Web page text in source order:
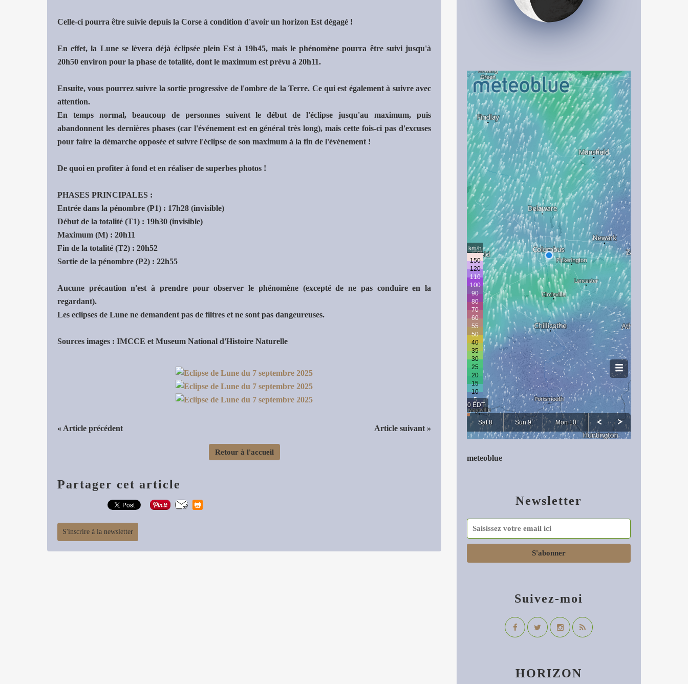
Celle-ci pourra être suivie depuis la Corse à condition d'avoir un horizon Est dégagé !
En effet, la Lune se lèvera déjà éclipsée plein Est à 19h45, mais le phénomène pourra être suivi jusqu'à
20h50 environ pour la phase de totalité, dont le maximum est prévu à 20h11.
Ensuite, vous pourrez suivre la sortie progressive de l'ombre de la Terre. Ce qui est également à suivre avec
attention.
En temps normal, beaucoup de personnes suivent le début de l'éclipse jusqu'au maximum, puis
abandonnent les dernières phases (car l'événement est en général très long), mais cette fois-ci pas d'excuses
pour faire la démarche opposée et suivre l'éclipse de son maximum à la fin de l'événement !
De quoi en profiter à fond et en réaliser de superbes photos !
PHASES PRINCIPALES :
Entrée dans la pénombre (P1) : 17h28 (invisible)
Début de la totalité (T1) : 19h30 (invisible)
Maximum (M) : 20h11
Fin de la totalité (T2) : 20h52
Sortie de la pénombre (P2) : 22h55
Aucune précaution n'est à prendre pour observer le phénomène (excepté de ne pas conduire en la
regardant).
Les eclipses de Lune ne demandent pas de filtres et ne sont pas dangeureuses.
Sources images : IMCCE et Museum National d'Histoire Naturelle
« Article précédent Article suivant »
Retour à l'accueil
Partager cet article
S'inscrire à la newsletter
Newsletter
HORIZON
Suivez-moi
meteoblue